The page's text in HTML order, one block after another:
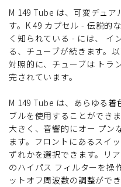
M 149 Tube は、可変デュ
す。K 49 カプセル - 伝説的
く知られている - には、 イ
る、チューブが続きます。
対照的に、チューブは トラ
完されています。
M 149 Tube は、あらゆる
ブルを使用することができ
大きく、音響的にオー プン
ます。フロントにあるスイ
ずれかを選択できます。リ
のハイパス フィルターを操
ットオフ周波数の調整ができ